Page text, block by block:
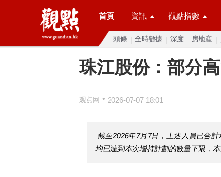
首頁 資訊 觀點指數
頭條 全時數據 深度 房地産
珠江股份：部分
观点网 • 2026-07-07 18:01
截至2026年7月7日，上述人員已合
均已達到本次增持計劃的數量下限，